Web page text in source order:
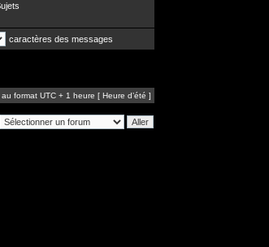
caractères des messages
format UTC + 1 heure [ Heure d’été ]